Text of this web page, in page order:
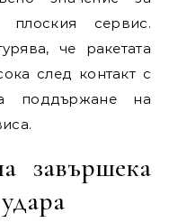
сервис.
че ракетата
след контакт с
поддържане на
завършека